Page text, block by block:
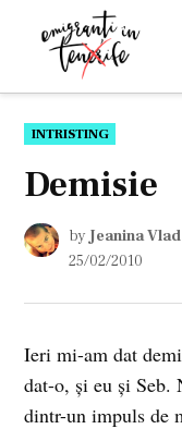
POSTED
IN
INTRISTING
Demisie
by Jeanina Vlad
25/02/2010
Ieri mi-am dat
dat-o, şi eu şi Seb.
dintr-un impuls de